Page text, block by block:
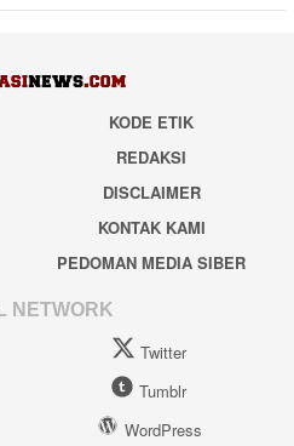
KODE ETIK
REDAKSI
DISCLAIMER
KONTAK KAMI
PEDOMAN MEDIA SIBER
NETWORK
Twitter
Tumblr
WordPress